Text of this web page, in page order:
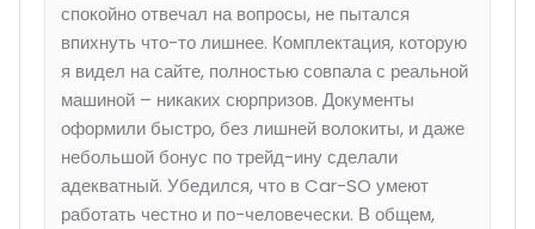
спокойно отвечал на вопросы, не пытался
впихнуть что-то лишнее. Комплектация, которую
я видел на сайте, полностью совпала с реальной
машиной – никаких сюрпризов. Документы
оформили быстро, без лишней волокиты, и даже
небольшой бонус по трейд-ину сделали
адекватный. Убедился, что в Car-SO умеют
работать честно и по-человечески. В общем,